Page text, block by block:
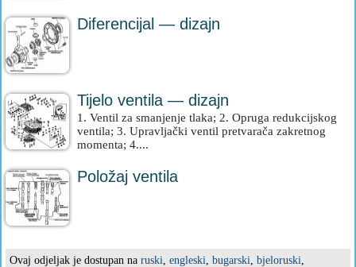
Diferencijal — dizajn
Tijelo ventila — dizajn
1. Ventil za smanjenje tlaka; 2. Opruga redukcijskog
ventila; 3. Upravljački ventil pretvarača zakretnog
momenta; 4....
Položaj ventila
Ovaj odjeljak je dostupan na ruski, engleski, bugarski, bjeloruski,